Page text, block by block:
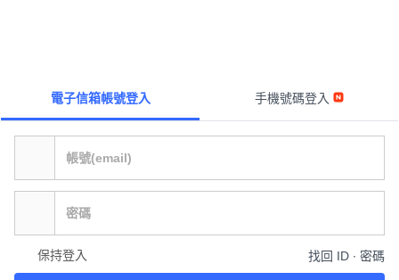
電子信箱帳號登入 手機號碼登入
保持登入 找回 ID ∙ 密碼